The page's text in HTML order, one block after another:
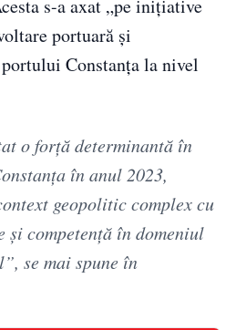
s-a axat „pe iniţiative
portuară şi
Constanţa la nivel
o forţă determinantă în
în anul 2023,
geopolitic complex cu
competenţă în domeniul
se mai spune în